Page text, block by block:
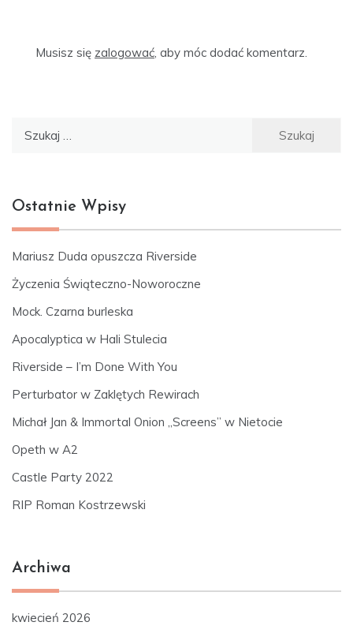
Musisz się zalogować, aby móc dodać komentarz.
Ostatnie Wpisy
Mariusz Duda opuszcza Riverside
Życzenia Świąteczno-Noworoczne
Mock. Czarna burleska
Apocalyptica w Hali Stulecia
Riverside – I’m Done With You
Perturbator w Zaklętych Rewirach
Michał Jan & Immortal Onion „Screens” w Nietocie
Opeth w A2
Castle Party 2022
RIP Roman Kostrzewski
Archiwa
kwiecień 2026